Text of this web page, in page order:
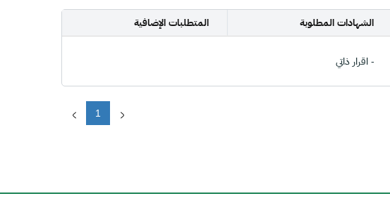
الشهادات المطلوبة المتطلبات الإضافية
- اقرار ذاتي
1